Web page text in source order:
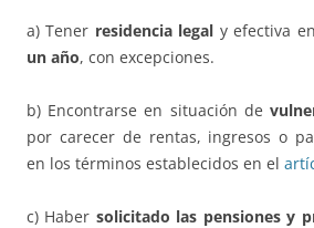
a) Tener residencia legal y efectiva
un año, con excepciones.
b) Encontrarse en situación de
por carecer de rentas, ingresos o
en los términos establecidos en el
c) Haber solicitado las pensiones y